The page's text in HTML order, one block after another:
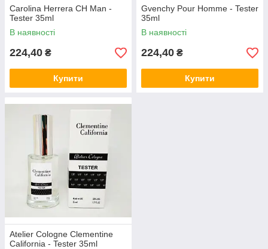
Carolina Herrera CH Man -
Tester 35ml
В наявності
224,40 ₴
Купити
Gvenchy Pour Homme - Tester
35ml
В наявності
224,40 ₴
Купити
Atelier Cologne Clementine
California - Tester 35ml